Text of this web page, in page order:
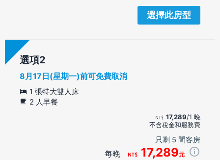
選擇此房型
選項
8月17日(星期一)前可免費取消
1 張特大雙人床
2 人早餐
17,289/1 晚
不含稅金和服務費
只剩 5 間客房
每晚 17,289元